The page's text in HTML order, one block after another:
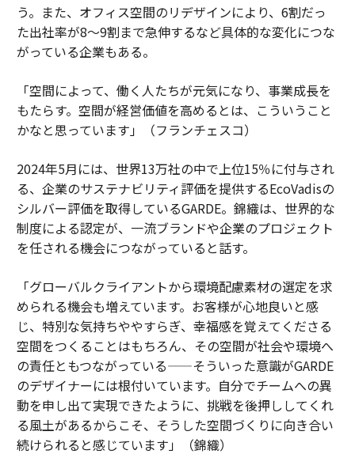
う。また、オフィス空間のリデザインにより、6割だっ
た出社率が8～9割まで急伸するなど具体的な変化につな
がっている企業もある。
「空間によって、働く人たちが元気になり、事業成長を
もたらす。空間が経営価値を高めるとは、こういうこと
かなと思っています」（フランチェスコ）
2024年5月には、世界13万社の中で上位15％に付与され
る、企業のサステナビリティ評価を提供するEcoVadisの
シルバー評価を取得しているGARDE。錦織は、世界的な
制度による認定が、一流ブランドや企業のプロジェクト
を任される機会につながっていると話す。
「グローバルクライアントから環境配慮素材の選定を求
められる機会も増えています。お客様が心地良いと感
じ、特別な気持ちややすらぎ、幸福感を覚えてくださる
空間をつくることはもちろん、その空間が社会や環境へ
の責任ともつながっている——そういった意識がGARDE
のデザイナーには根付いています。自分でチームへの異
動を申し出て実現できたように、挑戦を後押ししてくれ
る風土があるからこそ、そうした空間づくりに向き合い
続けられると感じています」（錦織）